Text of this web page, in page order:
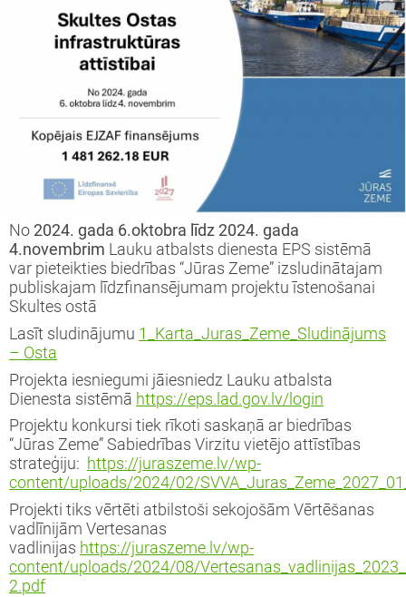
No 2024. gada 6.oktobra līdz 2024. gada
4.novembrim Lauku atbalsts dienesta EPS sistēmā
var pieteikties biedrības “Jūras Zeme” izsludinātajam
publiskajam līdzfinansējumam projektu īstenošanai
Skultes ostā
Lasīt sludinājumu 1_Karta_Juras_Zeme_Sludinājums
– Osta
Projekta iesniegumi jāiesniedz Lauku atbalsta
Dienesta sistēmā https://eps.lad.gov.lv/login
Projektu konkursi tiek rīkoti saskaņā ar biedrības
“Jūras Zeme” Sabiedrības Virzitu vietējo attīstības
strateģiju: https://juraszeme.lv/wp-
content/uploads/2024/02/
Projekti tiks vērtēti atbilstoši sekojošām Vērtēšanas
vadlīnijām Vertesanas
vadlinijas https://juraszeme.lv/wp-
content/uploads/2024/08/
2.pdf
un rekvizīti
“LEADER pieejas īstenošana 2009-
(ELFLA)”
“LEADER pieejas īstenošana 2009-
(EZF)”
iesniegumu veidlapas
semināri
iesniegumu vērtēšanas rezultāti
apstiprinātie projekti